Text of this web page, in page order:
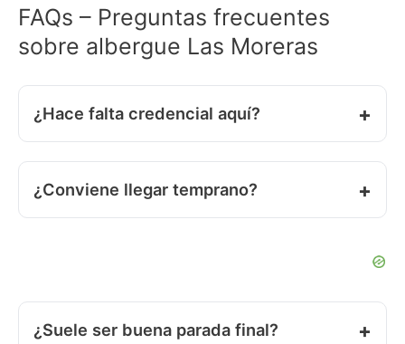
FAQs – Preguntas frecuentes
sobre albergue Las Moreras
¿Hace falta credencial aquí?
¿Conviene llegar temprano?
¿Suele ser buena parada final?